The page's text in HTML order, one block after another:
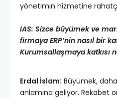
yönetimin hizmetine
IAS: Sizce büyümek ve
firmaya ERP’nin nasıl bir
Kurumsallaşmaya katkısı
Erdal İslam: Büyümek,
anlamına geliyor. Rekabet